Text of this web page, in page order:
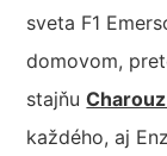
sveta F1
domovom,
stajňu
každého, aj